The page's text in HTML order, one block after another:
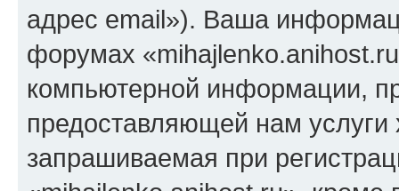
адрес email»). Ваша
форумах
компьютерной информации,
предоставляющей нам
запрашиваемая при